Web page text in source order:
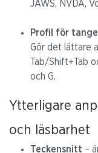
JAWS, NVDA,
Profil för
Gör det lättare
Tab/Shift+Tab
och G.
Ytterligare
och läsbarhet
Teckensnitt –